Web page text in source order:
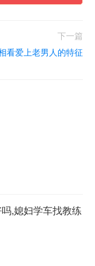
下一篇
看爱上老男人的特征
,媳妇学车找教练